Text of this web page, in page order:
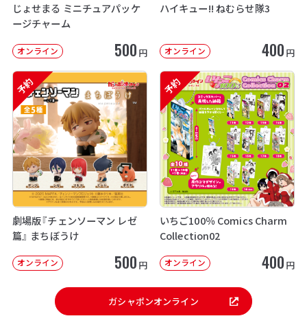
じょせまる ミニチュアパッケ
ージチャーム
オンライン 500 円
ハイキュー!! ねむらせ隊3
オンライン 400 円
予約
劇場版『チェンソーマン レゼ
篇』 まちぼうけ
オンライン 500 円
予約
いちご100％ Comics Charm
Collection02
オンライン 400 円
ガシャポンオンライン